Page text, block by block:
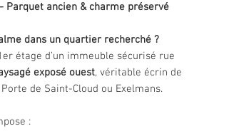
Parquet ancien & charme préservé
dans un quartier recherché ?
étage d’un immeuble sécurisé rue
exposé ouest, véritable écrin de
de Saint-Cloud ou Exelmans.
: